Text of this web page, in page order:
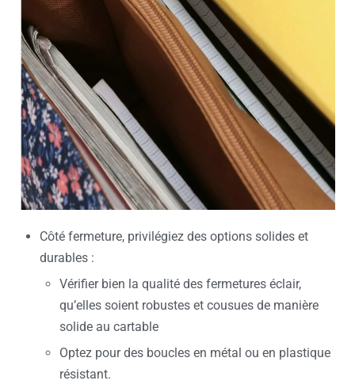
Côté fermeture, privilégiez des options solides et
durables :
Vérifier bien la qualité des fermetures éclair,
qu’elles soient robustes et cousues de manière
solide au cartable
Optez pour des boucles en métal ou en plastique
résistant.